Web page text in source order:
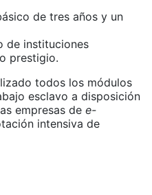
de tres años y un
de instituciones
prestigio.
todos los módulos
esclavo a disposición
empresas de e-
intensiva de